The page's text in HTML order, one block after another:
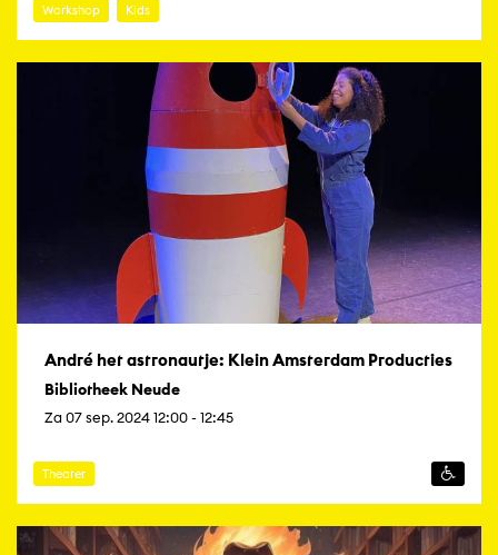
Workshop Kids
André het astronautje: Klein Amsterdam Producties
Bibliotheek Neude
Za 07 sep. 2024 12:00 - 12:45
Theater